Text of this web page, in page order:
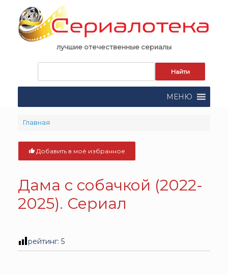
content
лучшие отечественные сериалы
поиска:
МЕНЮ
Главная
Добавить в моё избранное
Дама с собачкой (2022-
2025). Сериал
рейтинг: 5